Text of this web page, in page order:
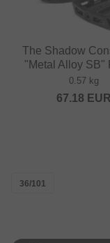
The Shadow
"Metal Alloy SB"
0.57 kg
67.18 EUR
36/101